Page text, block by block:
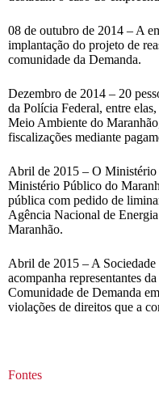
08 de outubro de 2014 – A
implantação do projeto de
comunidade da Demanda.
Dezembro de 2014 – 20
da Polícia Federal, entre
Meio Ambiente do
fiscalizações mediante
Abril de 2015 – O Ministério
Ministério Público do
pública com pedido de
Agência Nacional de
Maranhão.
Abril de 2015 – A
acompanha representantes
Comunidade de Demanda
violações de direitos que a
Fontes